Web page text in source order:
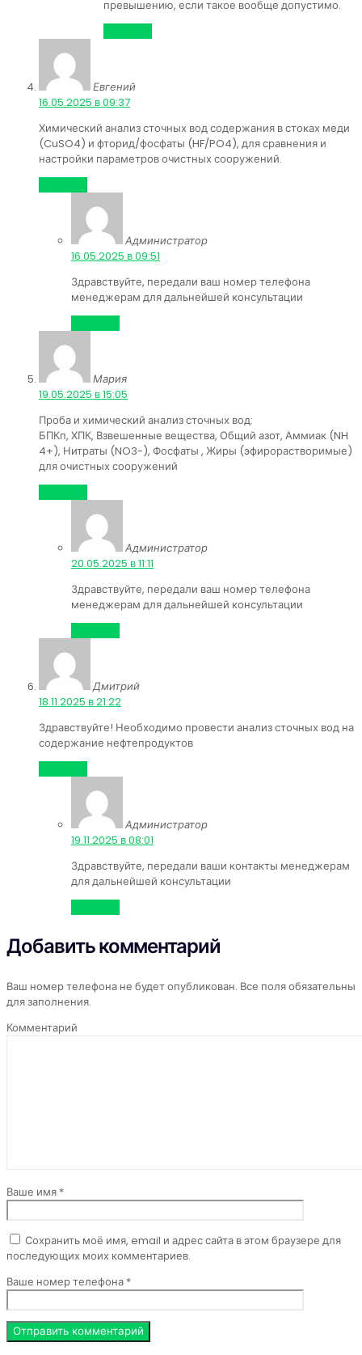
превышению, если такое вообще допустимо.
Евгений
16.05.2025 в 09:37
Химический анализ сточных вод содержания в стоках меди
(CuSO4) и фторид/фосфаты (HF/PO4), для сравнения и
настройки параметров очистных сооружений.
Администратор
16.05.2025 в 09:51
Здравствуйте, передали ваш номер телефона
менеджерам для дальнейшей консультации
Мария
19.05.2025 в 15:05
Проба и химический анализ сточных вод:
БПКп, ХПК, Взвешенные вещества, Общий азот, Аммиак (NH
4+), Нитраты (NO3-), Фосфаты , Жиры (эфирорастворимые)
для очистных сооружений
Администратор
20.05.2025 в 11:11
Здравствуйте, передали ваш номер телефона
менеджерам для дальнейшей консультации
Дмитрий
18.11.2025 в 21:22
Здравствуйте! Необходимо провести анализ сточных вод на
содержание нефтепродуктов
Администратор
19.11.2025 в 08:01
Здравствуйте, передали ваши контакты менеджерам
для дальнейшей консультации
Добавить комментарий
Ваш номер телефона не будет опубликован. Все поля обязательны
для заполнения.
Комментарий
Ваше имя *
Сохранить моё имя, email и адрес сайта в этом браузере для
последующих моих комментариев.
Ваше номер телефона *